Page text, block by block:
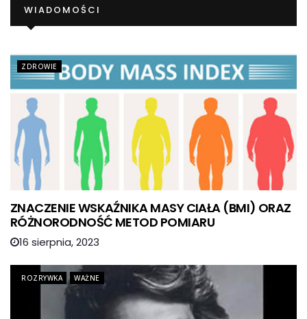
WIADOMOŚCI
ZDROWIE
ZNACZENIE WSKAŹNIKA MASY CIAŁA (BMI) ORAZ
RÓŻNORODNOŚĆ METOD POMIARU
16 sierpnia, 2023
ROZRYWKA WAŻNE